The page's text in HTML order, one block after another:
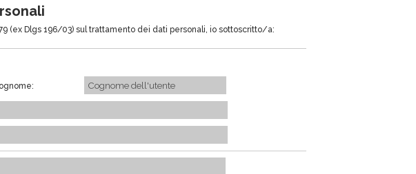
(ex Dlgs 196/03) sul trattamento dei dati personali, io sottoscritto/a: